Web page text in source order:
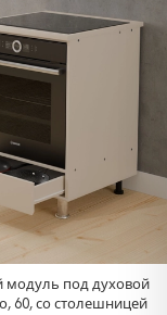
модуль под духовой
60, со столешницей